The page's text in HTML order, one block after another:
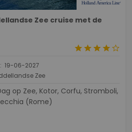
Zee cruise met de
starstarstarstarstar_border
19-06-2027
Zee
(Rome)